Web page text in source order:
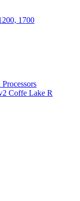
1700
Coffe Lake R